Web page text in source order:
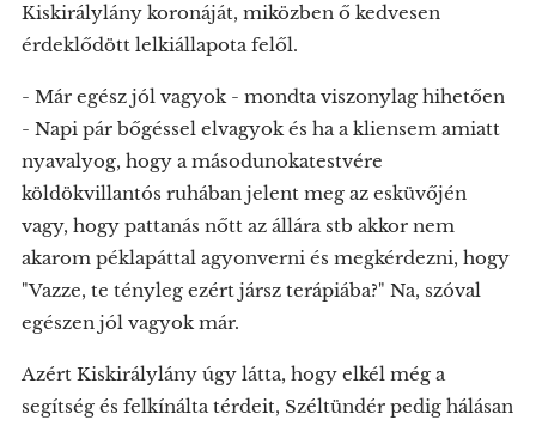
Kiskirálylány koronáját, miközben ő kedvesen
érdeklődött lelkiállapota felől.
- Már egész jól vagyok - mondta viszonylag hihetően
- Napi pár bőgéssel elvagyok és ha a kliensem amiatt
nyavalyog, hogy a másodunokatestvére
köldökvillantós ruhában jelent meg az esküvőjén
vagy, hogy pattanás nőtt az állára stb akkor nem
akarom péklapáttal agyonverni és megkérdezni, hogy
"Vazze, te tényleg ezért jársz terápiába?" Na, szóval
egészen jól vagyok már.
Azért Kiskirálylány úgy látta, hogy elkél még a
segítség és felkínálta térdeit, Széltündér pedig hálásan